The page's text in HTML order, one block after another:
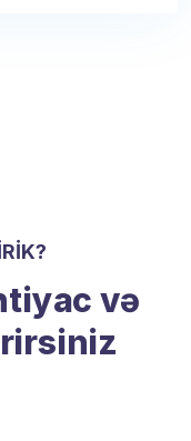
və